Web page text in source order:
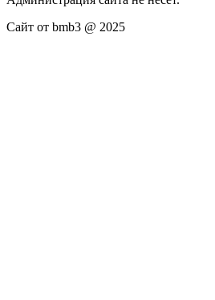
Сайт от bmb3 @ 2025